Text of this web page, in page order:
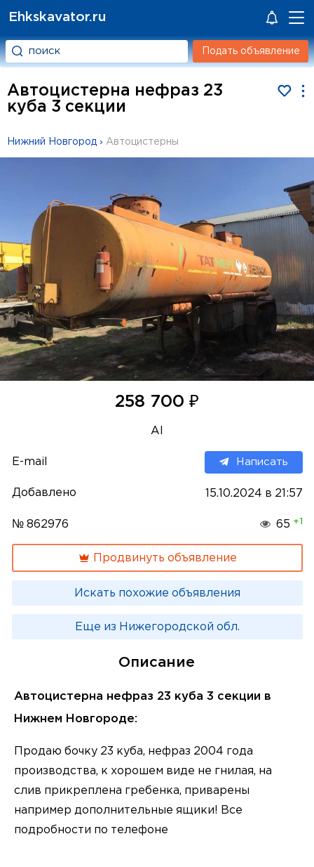
Ehkskavator.ru
Подать объявление
Автоцистерна нефраз 23
куба 3 секции
Нижний Новгород › Автоцистерны
258 700 ₽
Al
E-mail Написать
Добавлено 15.10.2024 в 21:57
№ 862976 65 +1
Продвинуть объявление
Искать похожие объявления
Еще из Нижегородской обл.
Описание
Автоцистерна нефраз 23 куба 3 секции в
Нижнем Новгороде:
Продаю бочку 23 куба, нефраз 2004 года
производства, к хорошем виде не гнилая, на
слив прикреплена гребенка, приварены
например дополнительные ящики! Все
подробности по телефоне